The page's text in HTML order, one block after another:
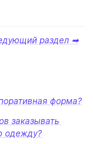
раздел ➡
форма?
заказывать
одежду?